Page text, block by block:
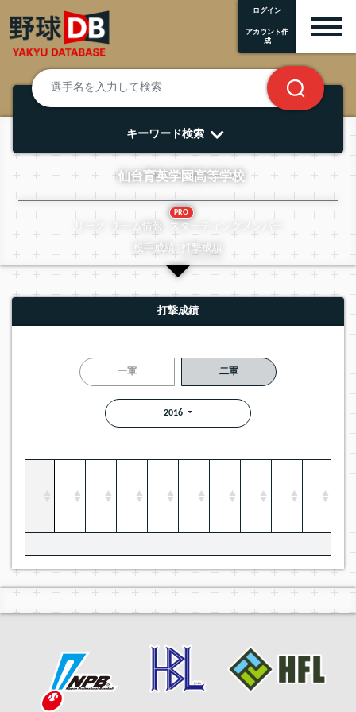
ログイン
アカウント作
成
キーワード検索
仙台育英学園高等学校
チーム情報
PRO
スターティングメンバー
投手成績 打撃成績
打撃成績
一軍 二軍
2016